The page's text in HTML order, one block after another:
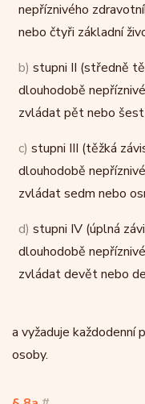
nepříznivého
nebo čtyři základní
b) stupni II (středně
dlouhodobě
zvládat pět nebo
c) stupni III (těžká
dlouhodobě
zvládat sedm nebo
d) stupni IV (úplná
dlouhodobě
zvládat devět nebo
a vyžaduje každodenní
osoby.